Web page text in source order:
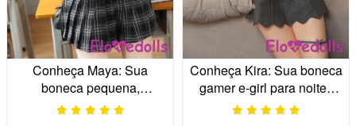
Conheça Maya: Sua
boneca pequena,
inteligente e companheira,
Conheça Kira: Sua boneca
gamer e-girl para noites
aconchegantes em casa.